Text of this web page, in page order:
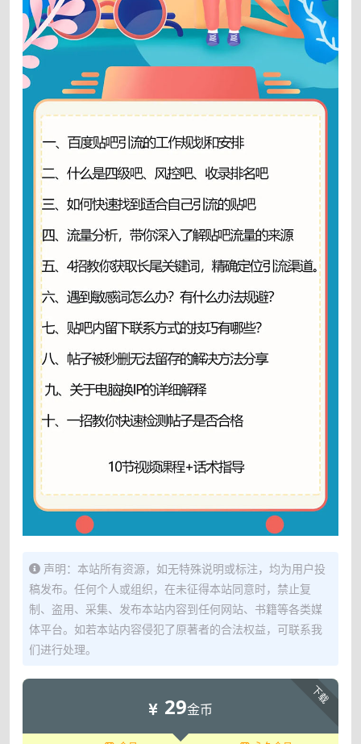
声明：本站所有资源，如无特殊说明或标注，均为用户投
稿发布。任何个人或组织，在未征得本站同意时，禁止复
制、盗用、采集、发布本站内容到任何网站、书籍等各类媒
体平台。如若本站内容侵犯了原著者的合法权益，可联系我
们进行处理。
下载
29金币